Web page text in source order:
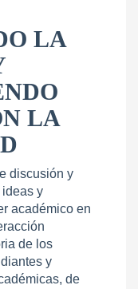
LA
LA
discusión y
y
académico en
de los
y
de